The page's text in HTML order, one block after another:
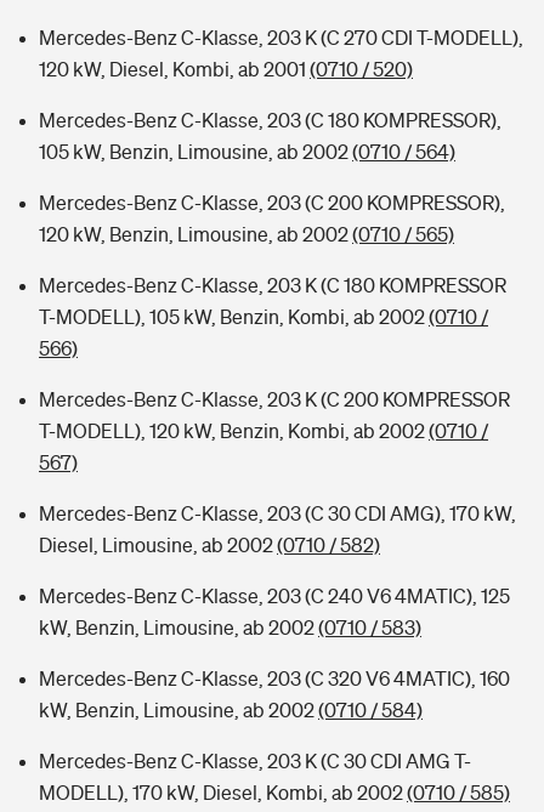
Mercedes-Benz C-Klasse, 203 K (C 270 CDI T-MODELL),
120 kW, Diesel, Kombi, ab 2001 (0710 / 520)
Mercedes-Benz C-Klasse, 203 (C 180 KOMPRESSOR),
105 kW, Benzin, Limousine, ab 2002(0710 / 564)
Mercedes-Benz C-Klasse, 203 (C 200 KOMPRESSOR),
120 kW, Benzin, Limousine, ab 2002(0710 / 565)
Mercedes-Benz C-Klasse, 203 K (C 180 KOMPRESSOR
T-MODELL), 105 kW, Benzin, Kombi, ab 2002(0710 /
566)
Mercedes-Benz C-Klasse, 203 K (C 200 KOMPRESSOR
T-MODELL), 120 kW, Benzin, Kombi, ab 2002(0710 /
567)
Mercedes-Benz C-Klasse, 203 (C 30 CDI AMG), 170 kW,
Diesel, Limousine, ab 2002(0710 / 582)
Mercedes-Benz C-Klasse, 203 (C 240 V6 4MATIC), 125
kW, Benzin, Limousine, ab 2002(0710 / 583)
Mercedes-Benz C-Klasse, 203 (C 320 V6 4MATIC), 160
kW, Benzin, Limousine, ab 2002(0710 / 584)
Mercedes-Benz C-Klasse, 203 K (C 30 CDI AMG T-
MODELL), 170 kW, Diesel, Kombi, ab 2002(0710 / 585)